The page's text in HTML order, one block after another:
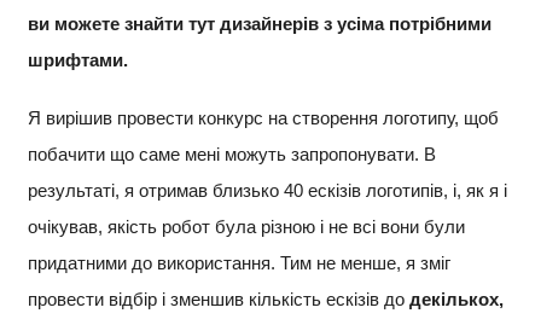
ви можете знайти тут дизайнерів з усіма потрібними
шрифтами.
Я вирішив провести конкурс на створення логотипу, щоб
побачити що саме мені можуть запропонувати. В
результаті, я отримав близько 40 ескізів логотипів, і, як я і
очікував, якість робот була різною і не всі вони були
придатними до використання. Тим не менше, я зміг
провести відбір і зменшив кількість ескізів до декількох,